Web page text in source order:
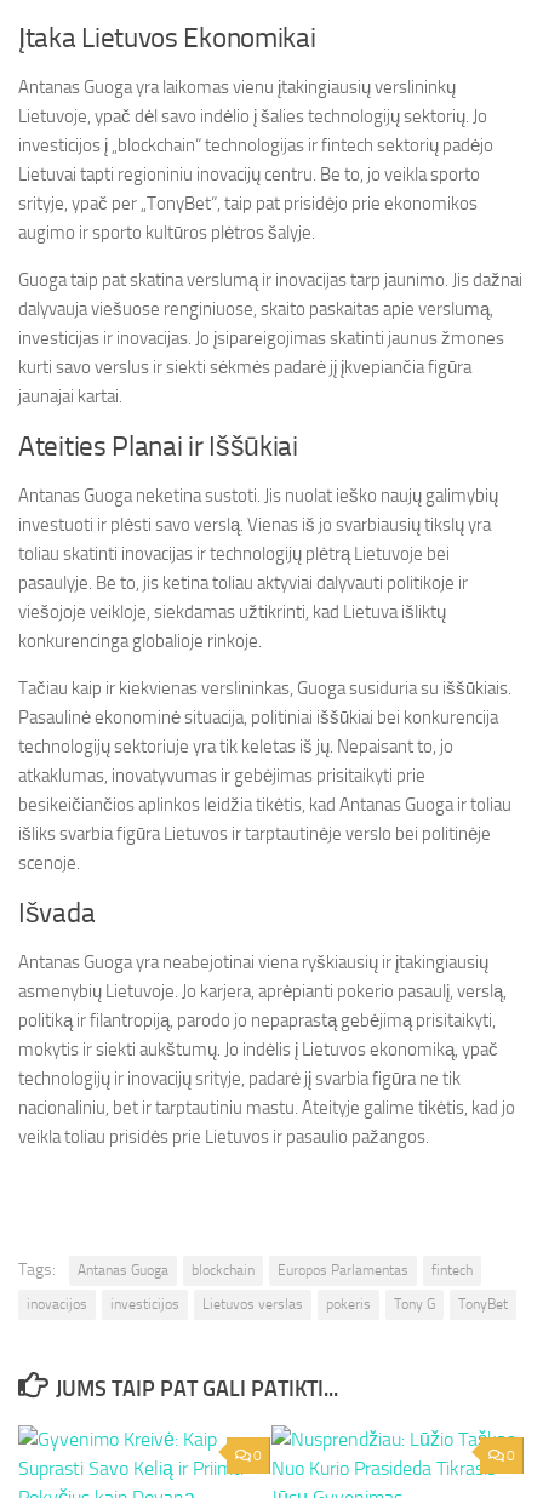
Įtaka Lietuvos Ekonomikai
Antanas Guoga yra laikomas vienu įtakingiausių verslininkų
Lietuvoje, ypač dėl savo indėlio į šalies technologijų sektorių. Jo
investicijos į „blockchain“ technologijas ir fintech sektorių padėjo
Lietuvai tapti regioniniu inovacijų centru. Be to, jo veikla sporto
srityje, ypač per „TonyBet“, taip pat prisidėjo prie ekonomikos
augimo ir sporto kultūros plėtros šalyje.
Guoga taip pat skatina verslumą ir inovacijas tarp jaunimo. Jis dažnai
dalyvauja viešuose renginiuose, skaito paskaitas apie verslumą,
investicijas ir inovacijas. Jo įsipareigojimas skatinti jaunus žmones
kurti savo verslus ir siekti sėkmės padarė jį įkvepiančia figūra
jaunajai kartai.
Ateities Planai ir Iššūkiai
Antanas Guoga neketina sustoti. Jis nuolat ieško naujų galimybių
investuoti ir plėsti savo verslą. Vienas iš jo svarbiausių tikslų yra
toliau skatinti inovacijas ir technologijų plėtrą Lietuvoje bei
pasaulyje. Be to, jis ketina toliau aktyviai dalyvauti politikoje ir
viešojoje veikloje, siekdamas užtikrinti, kad Lietuva išliktų
konkurencinga globalioje rinkoje.
Tačiau kaip ir kiekvienas verslininkas, Guoga susiduria su iššūkiais.
Pasaulinė ekonominė situacija, politiniai iššūkiai bei konkurencija
technologijų sektoriuje yra tik keletas iš jų. Nepaisant to, jo
atkaklumas, inovatyvumas ir gebėjimas prisitaikyti prie
besikeičiančios aplinkos leidžia tikėtis, kad Antanas Guoga ir toliau
išliks svarbia figūra Lietuvos ir tarptautinėje verslo bei politinėje
scenoje.
Išvada
Antanas Guoga yra neabejotinai viena ryškiausių ir įtakingiausių
asmenybių Lietuvoje. Jo karjera, aprėpianti pokerio pasaulį, verslą,
politiką ir filantropiją, parodo jo nepaprastą gebėjimą prisitaikyti,
mokytis ir siekti aukštumų. Jo indėlis į Lietuvos ekonomiką, ypač
technologijų ir inovacijų srityje, padarė jį svarbia figūra ne tik
nacionaliniu, bet ir tarptautiniu mastu. Ateityje galime tikėtis, kad jo
veikla toliau prisidės prie Lietuvos ir pasaulio pažangos.
Tags: Antanas Guoga blockchain Europos Parlamentas
fintech
inovacijos
investicijos Lietuvos verslas pokeris Tony G TonyBet
JUMS TAIP PAT GALI PATIKTI...
0 0